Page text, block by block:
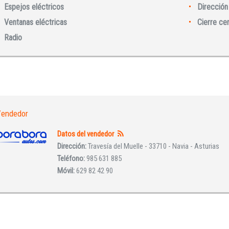
Espejos eléctricos
Ventanas eléctricas
Cierre
Radio
Datos del vendedor
Dirección:Travesía del Muelle - 33710 - Navia - Asturias
Teléfono:985 631 885
Móvil:629 82 42 90